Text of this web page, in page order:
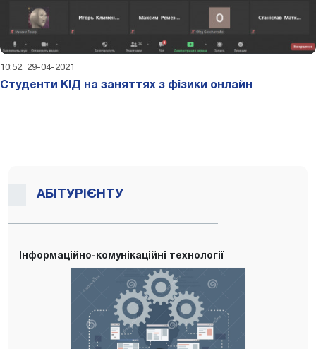
10:52, 29-04-2021
Студенти КІД на заняттях з фізики онлайн
АБІТУРІЄНТУ
Інформаційно-комунікаційні технології